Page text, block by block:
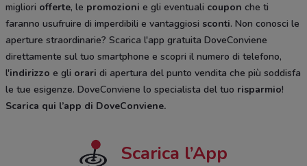
migliori offerte, le promozioni e gli eventuali coupon che ti
faranno usufruire di imperdibili e vantaggiosi sconti. Non conosci le
aperture straordinarie? Scarica l'app gratuita DoveConviene
direttamente sul tuo smartphone e scopri il numero di telefono,
l'indirizzo e gli orari di apertura del punto vendita che più soddisfa
le tue esigenze. DoveConviene lo specialista del tuo risparmio!
Scarica qui l’app di DoveConviene.
Scarica l’App